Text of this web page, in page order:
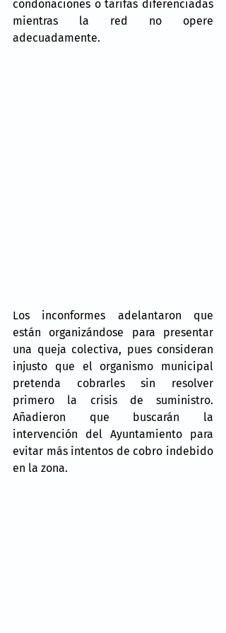
condonaciones o tarifas diferenciadas
mientras la red no opere
adecuadamente.
Los inconformes adelantaron que
están organizándose para presentar
una queja colectiva, pues consideran
injusto que el organismo municipal
pretenda cobrarles sin resolver
primero la crisis de suministro.
Añadieron que buscarán la
intervención del Ayuntamiento para
evitar más intentos de cobro indebido
en la zona.